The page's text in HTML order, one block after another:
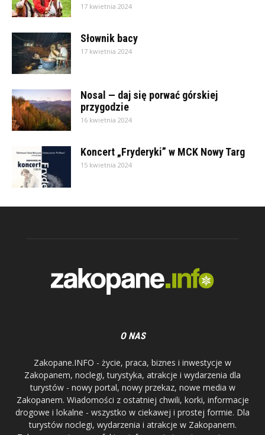
17 kwietnia 2024
Słownik bacy
17 kwietnia 2024
Nosal — daj się porwać górskiej
przygodzie
16 kwietnia 2024
Koncert „Fryderyki” w MCK Nowy Targ
15 kwietnia 2024
O NAS
Zakopane.INFO - życie, praca, biznes i inwestycje w
Zakopanem, noclegi, turystyka, atrakcje i wydarzenia dla
turystów - nowy portal, nowy przekaz, nowe media w
Zakopanem. Wiadomości z ostatniej chwili, korki, informacje
drogowe i lokalne - wszystko w ciekawej i prostej formie. Dla
turystów noclegi, wydarzenia i atrakcje w Zakopanem.